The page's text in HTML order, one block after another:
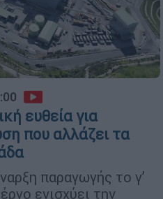
ευθεία για
που αλλάζει τα
παραγωγής το γ’
ενισχύει την